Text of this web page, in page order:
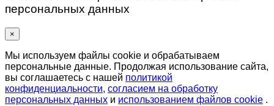
персональных данных
×
Мы используем файлы cookie и обрабатываем
персональные данные. Продолжая использование сайта,
вы соглашаетесь с нашей политикой
конфиденциальности, согласием на обработку
персональных данных и использованием файлов cookie .